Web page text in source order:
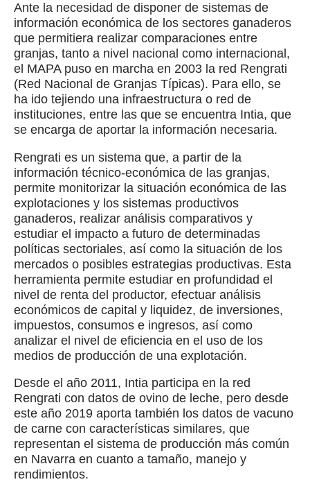
Ante la necesidad de disponer de sistemas de
información económica de los sectores ganaderos
que permitiera realizar comparaciones entre
granjas, tanto a nivel nacional como internacional,
el MAPA puso en marcha en 2003 la red Rengrati
(Red Nacional de Granjas Típicas). Para ello, se
ha ido tejiendo una infraestructura o red de
instituciones, entre las que se encuentra Intia, que
se encarga de aportar la información necesaria.
Rengrati es un sistema que, a partir de la
información técnico-económica de las granjas,
permite monitorizar la situación económica de las
explotaciones y los sistemas productivos
ganaderos, realizar análisis comparativos y
estudiar el impacto a futuro de determinadas
políticas sectoriales, así como la situación de los
mercados o posibles estrategias productivas. Esta
herramienta permite estudiar en profundidad el
nivel de renta del productor, efectuar análisis
económicos de capital y liquidez, de inversiones,
impuestos, consumos e ingresos, así como
analizar el nivel de eficiencia en el uso de los
medios de producción de una explotación.
Desde el año 2011, Intia participa en la red
Rengrati con datos de ovino de leche, pero desde
este año 2019 aporta también los datos de vacuno
de carne con características similares, que
representan el sistema de producción más común
en Navarra en cuanto a tamaño, manejo y
rendimientos.